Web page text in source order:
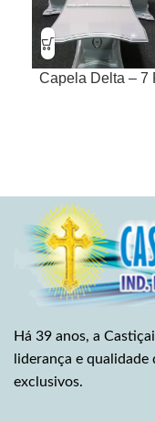
Capela Delta – 7
Há 39 anos, a
liderança e
exclusivos.